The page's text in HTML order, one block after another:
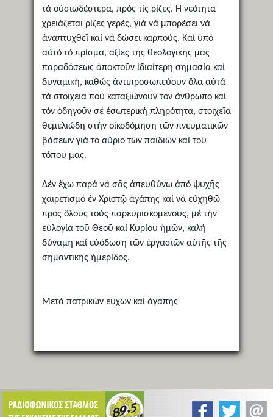
τά οὐσιωδέστερα, πρός τίς ρίζες. Ἡ νεότητα
χρειάζεται ρίζες γερές, γιά νά μπορέσει νά
ἀναπτυχθεῖ καί νά δώσει καρπούς. Καί ὑπό
αὐτό τό πρίσμα, ἀξίες τῆς θεολογικῆς μας
παραδόσεως ἀποκτοῦν ἰδιαίτερη σημασία καί
δυναμική, καθώς ἀντιπροσωπεύουν ὅλα αὐτά
τά στοιχεῖα πού καταξιώνουν τόν ἄνθρωπο καί
τόν ὁδηγοῦν σέ ἐσωτερική πληρότητα, στοιχεῖα
θεμελιώδη στήν οἰκοδόμηση τῶν πνευματικῶν
βάσεων γιά τό αὔριο τῶν παιδιῶν καί τοῦ
τόπου μας.
Δέν ἔχω παρά νά σᾶς ἀπευθύνω ἀπό ψυχῆς
χαιρετισμό ἐν Χριστῷ ἀγάπης καί νά εὐχηθῶ
πρός ὅλους τούς παρευρισκομένους, μέ τήν
εὐλογία τοῦ Θεοῦ καί Κυρίου ἡμῶν, καλή
δύναμη καί εὐόδωση τῶν ἐργασιῶν αὐτῆς τῆς
σημαντικῆς ἡμερίδος.
Μετά πατρικῶν εὐχῶν καί ἀγάπης